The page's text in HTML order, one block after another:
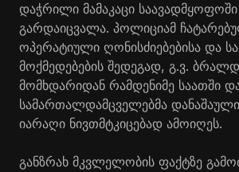
დაჭრილი მამაკაცი საავადმყოფოში
გარდაიცვალა. პოლიციამ
ოპერატიული ღონისძიებებისა და
მოქმედებების შედეგად, გ.ვ.
მომხდარიდან რამდენიმე საათში
სამართალდამცველებმა
იარაღი ნივთმტკიცებად ამოიღეს.
განზრახ მკვლელობის ფაქტზე